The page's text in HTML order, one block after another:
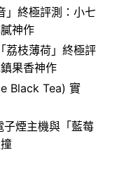
」終極評測：小七
神作
荔枝薄荷」終極評
果香神作
Black Tea) 實
煙主機與「藍莓